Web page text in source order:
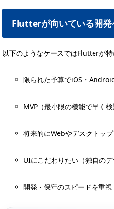
Flutterが向いている開発
以下のようなケースではFlutterが特
限られた予算でiOS・
MVP（最小限の機能で早く
将来的にWebやデスクトッ
UIにこだわりたい（独自のデ
開発・保守のスピードを重視